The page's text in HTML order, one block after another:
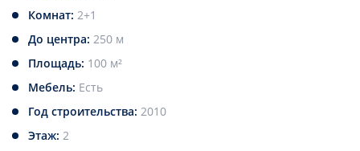
Комнат: 2+1
До центра: 250 м
Площадь: 100 м²
Мебель: Есть
Год строительства: 2010
Этаж: 2